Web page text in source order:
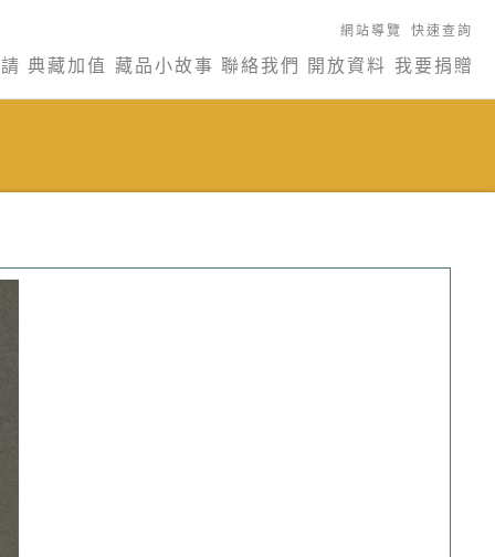
網站導覽 快速查詢
典藏加值 藏品小故事 聯絡我們 開放資料 我要捐贈